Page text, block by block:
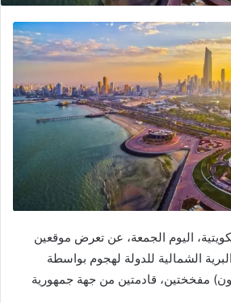
اليوم الجمعة، عن تعرض موقعين
الشمالية للدولة لهجوم بواسطة
مفخختين، قادمتين من جهة جمهورية